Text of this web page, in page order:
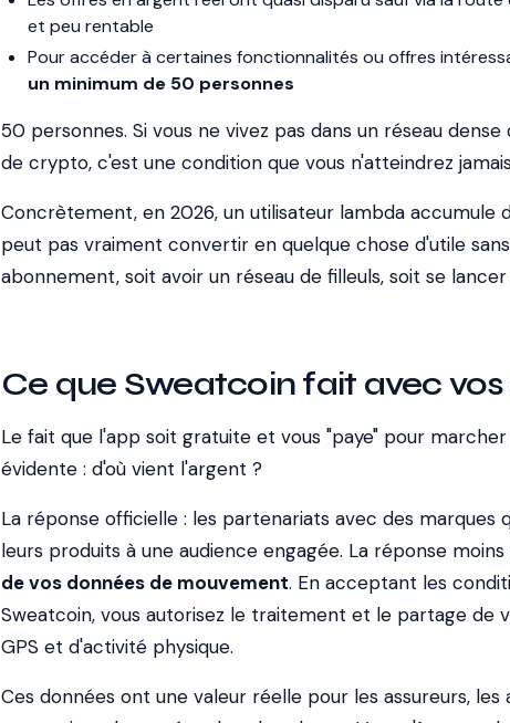
et peu rentable
Pour accéder à certaines fonctionnalités ou offres
un minimum de 50 personnes
50 personnes. Si vous ne vivez pas dans un réseau
de crypto, c'est une condition que vous n'atteindrez
Concrètement, en 2026, un utilisateur lambda accumule
peut pas vraiment convertir en quelque chose d'utile
abonnement, soit avoir un réseau de filleuls, soit se
Ce que Sweatcoin fait avec
Le fait que l'app soit gratuite et vous "paye" pour
évidente : d'où vient l'argent ?
La réponse officielle : les partenariats avec des marques
leurs produits à une audience engagée. La réponse
de vos données de mouvement. En acceptant les
Sweatcoin, vous autorisez le traitement et le partage de
GPS et d'activité physique.
Ces données ont une valeur réelle pour les assureurs, les